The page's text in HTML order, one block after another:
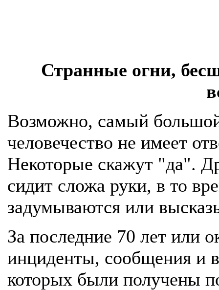
Странные огни,
Возможно, самый
человечество не имеет
Некоторые скажут "да".
сидит сложа руки, в то
задумываются или
За последние 70 лет или
инциденты, сообщения и
которых были получены